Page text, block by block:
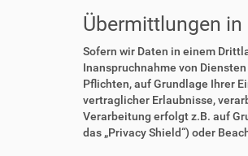
Übermittlungen
Sofern wir Daten in einem
Inanspruchnahme von
Pflichten, auf Grundlage Ihrer
vertraglicher Erlaubnisse,
Verarbeitung erfolgt z.B. auf
das „Privacy Shield“) oder